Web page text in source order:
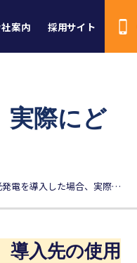
案内 採用サイト
実際にど
自家消費型太陽光発電を導入した場合、実際にどれくらい電気代を削減できるのか？
導入先の使用